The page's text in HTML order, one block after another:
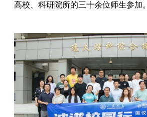
高校、科研院所的三十余位师生参加。